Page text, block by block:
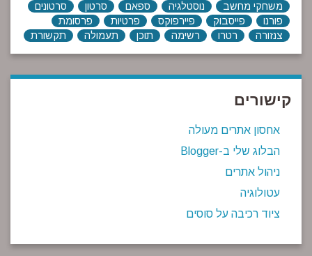
משחקי מחשב
נוסטלגיה ספאם סרטון
סרטונים
פורנו
פייסבוק פיירפוקס פרטיות
פרסומת
צנזורה
רטרו רשימה תוכן תעמולה תקשורת
קישורים
אחסון אתרים מעולה
הבלוג שלי ב-Blogger
ניהול אתרים
עטולוגיה
ציוד רכיבה על סוסים